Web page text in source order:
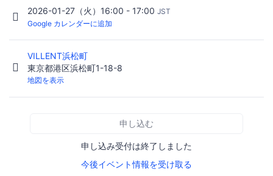
2026-01-27（火）16:00 - 17:00 JST
Google カレンダーに追加
VILLENT浜松町
東京都港区浜松町1-18-8
地図を表示
申し込む
申し込み受付は終了しました
今後イベント情報を受け取る